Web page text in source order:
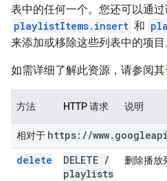
表中的任何一个。您还可以通过
playlistItems.insert 和
来添加或移除这些列表中的项目
如需详细了解此资源，请参阅其
方法 HTTP 请求 说明
相对于 https: //www.
delete DELETE /
playlists
删除播放